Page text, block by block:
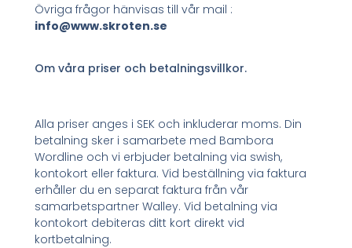
Övriga frågor hänvisas till vår mail :
info@www.skroten.se
Om våra priser och betalningsvillkor.
Alla priser anges i SEK och inkluderar moms. Din
betalning sker i samarbete med Bambora
Wordline och vi erbjuder betalning via swish,
kontokort eller faktura. Vid beställning via faktura
erhåller du en separat faktura från vår
samarbetspartner Walley. Vid betalning via
kontokort debiteras ditt kort direkt vid
kortbetalning.